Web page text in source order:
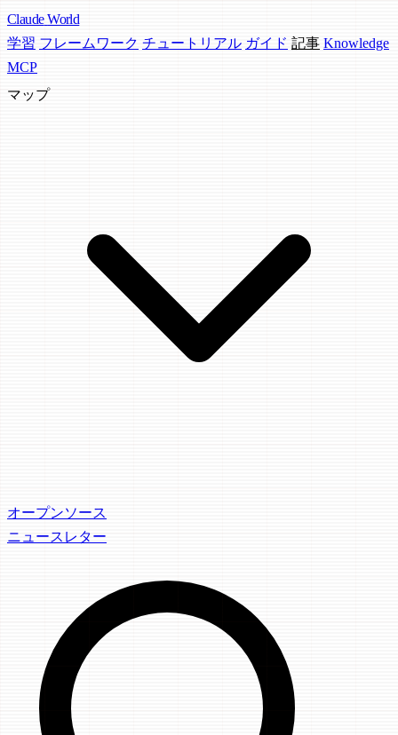
Claude World
学習 フレームワーク チュートリアル ガイド 記事 Knowledge
MCP
マップ
オープンソース
ニュースレター